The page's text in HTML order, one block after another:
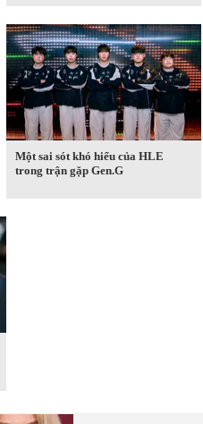
Một sai sót khó hiểu của HLE
trong trận gặp Gen.G